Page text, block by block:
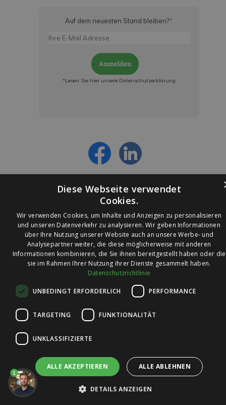
Auf dem neuesten Stand bleiben?*
Anmelden
*Lesen Sie hier unsere Datenschutzerklärung
© 2026 Ledleuchtendiscounter.de
auf
Trusted Shops
1
Diese Webseite verwendet
Cookies.
Wir verwenden Cookies, um Inhalte und Anzeigen zu personalisieren
und unseren Datenverkehr zu analysieren. Wir geben Informationen
über Ihre Nutzung unserer Website auch an unsere Werbe- und
Analysepartner weiter, die diese möglicherweise mit anderen
Informationen kombinieren, die Sie ihnen bereitgestellt haben oder die
sie im Rahmen Ihrer Nutzung ihrer Dienste gesammelt haben.
Datenschutzrichtlinie
UNBEDINGT ERFORDERLICH PERFORMANCE
TARGETING FUNKTIONALITÄT
UNKLASSIFIZIERTE
ALLE AKZEPTIEREN ALLE ABLEHNEN
DETAILS ANZEIGEN